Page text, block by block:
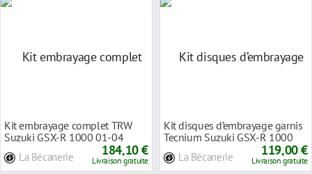
Kit embrayage complet TRW
Suzuki GSX-R 1000 01-04
La Bécanerie 184,10 €
Livraison gratuite
Kit disques d’embrayage garnis
Tecnium Suzuki GSX-R 1000
La Bécanerie 119,00 €
Livraison gratuite